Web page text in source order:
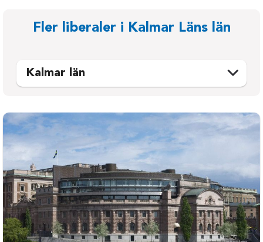
Fler liberaler i Kalmar Läns län
Kalmar län
Hultsfred
Högsby
Mönsterås
Nybro
Torsås
Vimmerby
Västervik
Öland